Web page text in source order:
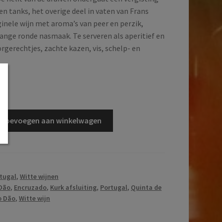
tanks, het overige deel in vaten van Frans
wijn met aroma’s van peer en perzik,
ronde nasmaak. Te serveren als aperitief en
zachte kazen, vis, schelp- en
Toevoegen aan winkelwagen
,Witte wijnen
, Encruzado, Kurk afsluiting, Portugal, Quinta de
Dão,Witte wijn